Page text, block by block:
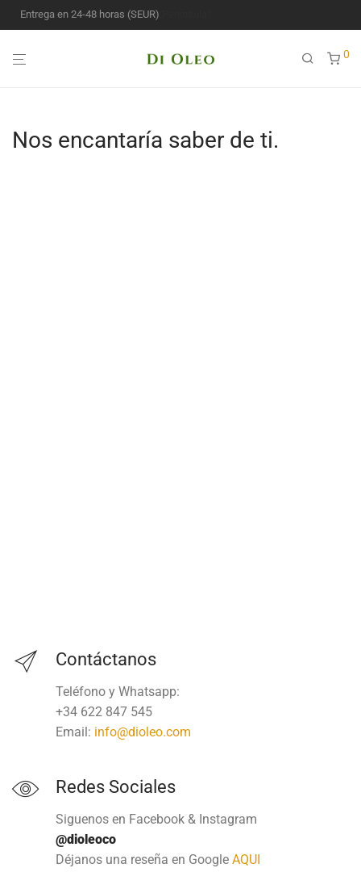
Entrega en 24-48 horas (SEUR)
0
Nos encantaría saber de ti.
Contáctanos
Teléfono y Whatsapp:
+34 622 847 545
Email: info@dioleo.com
Redes Sociales
Siguenos en Facebook & Instagram
@dioleoco
Déjanos una reseña en Google AQUI